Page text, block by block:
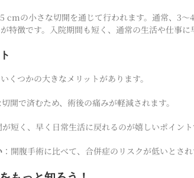
cmの小さな切開を通じて行われます。通常、3
特徴です。入院期間も短く、通常の生活や仕事に
くつかの大きなメリットがあります。
開で済むため、術後の痛みが軽減されます。
短く、早く日常生活に戻れるのが嬉しいポイント
：開腹手術に比べて、合併症のリスクが低いとされ